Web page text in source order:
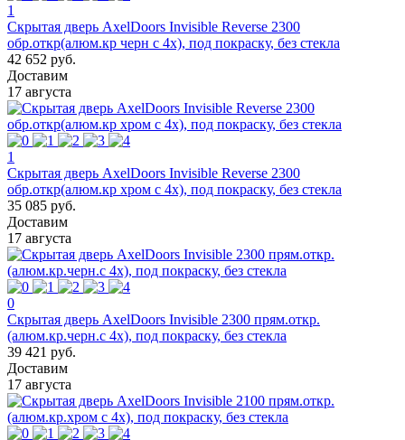
1
Скрытая дверь AxelDoors Invisible Reverse 2300
обр.откр(алюм.кр черн с 4х), под покраску, без стекла
42 652 руб.
Доставим
17 августа
1
Скрытая дверь AxelDoors Invisible Reverse 2300
обр.откр(алюм.кр хром с 4х), под покраску, без стекла
35 085 руб.
Доставим
17 августа
0
Скрытая дверь AxelDoors Invisible 2300 прям.откр.
(алюм.кр.черн.с 4х), под покраску, без стекла
39 421 руб.
Доставим
17 августа